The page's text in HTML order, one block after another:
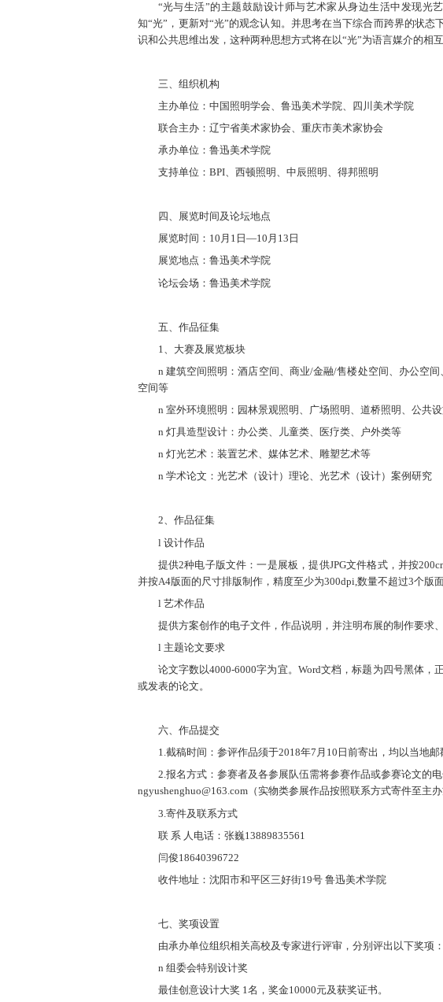
“光与生活”的主题鼓励设计师与艺术家从身边生活中发现光
知“光”，更新对“光”的观念认知。并思考在当下综合而跨界的状
识和公共思维出发，这种两种思想方式将在以“光”为语言媒介的相
三、组织机构
主办单位：中国照明学会、鲁迅美术学院、四川美术学院
联合主办：辽宁省美术家协会、重庆市美术家协会
承办单位：鲁迅美术学院
支持单位：BPI、西顿照明、中辰照明、得邦照明
四、展览时间及论坛地点
展览时间：10月1日—10月13日
展览地点：鲁迅美术学院
论坛会场：鲁迅美术学院
五、作品征集
1、大赛及展览板块
n 建筑空间照明：酒店空间、商业/金融/售楼处空间、办公空
空间等
n 室外环境照明：园林景观照明、广场照明、道桥照明、公共
n 灯具造型设计：办公类、儿童类、医疗类、户外类等
n 灯光艺术：装置艺术、媒体艺术、雕塑艺术等
n 学术论文：光艺术（设计）理论、光艺术（设计）案例研究
2、作品征集
l 设计作品
提供2种电子版文件：一是展板，提供JPG文件格式，并按
并按A4版面的尺寸排版制作，精度至少为300dpi,数量不超过3个版
l 艺术作品
提供方案创作的电子文件，作品说明，并注明布展的制作要求
l 主题论文要求
论文字数以4000-6000字为宜。Word文档，标题为四号黑体
或发表的论文。
六、作品提交
1.截稿时间：参评作品须于2018年7月10日前寄出，均以当地邮
2.报名方式：参赛者及各参展队伍需将参赛作品或参赛论文的
ngyushenghuo@163.com（实物类参展作品按照联系方式寄件至主
3.寄件及联系方式
联 系 人电话：张巍13889835561
闫俊18640396722
收件地址：沈阳市和平区三好街19号 鲁迅美术学院
七、奖项设置
由承办单位组织相关高校及专家进行评审，分别评出以下奖项：
n 组委会特别设计奖
最佳创意设计大奖 1名，奖金10000元及获奖证书。